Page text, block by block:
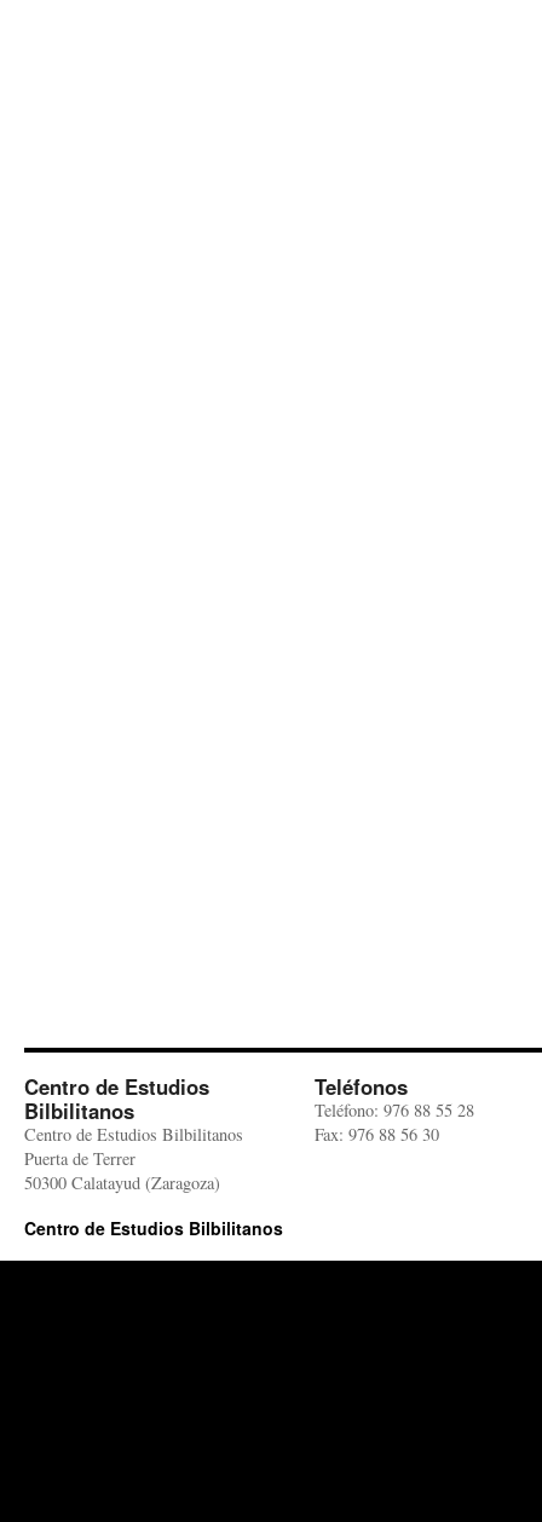
Centro de Estudios
Bilbilitanos
Centro de Estudios Bilbilitanos
Puerta de Terrer
50300 Calatayud (Zaragoza)
Teléfonos
Teléfono: 976 88 55 28
Fax: 976 88 56 30
Centro de Estudios Bilbilitanos